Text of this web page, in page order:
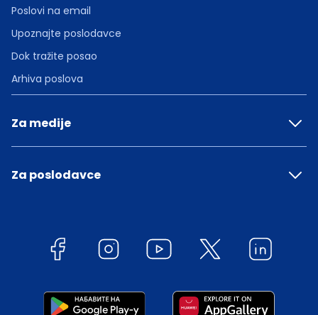
Poslovi na email
Upoznajte poslodavce
Dok tražite posao
Arhiva poslova
Za medije
Za poslodavce